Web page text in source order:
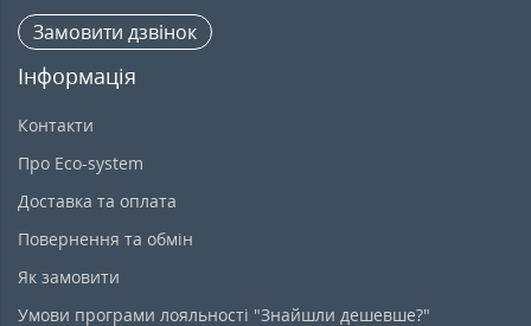
Замовити дзвінок
Інформація
Контакти
Про Eco-system
Доставка та оплата
Повернення та обмін
Як замовити
Умови програми лояльності "Знайшли дешевше?"